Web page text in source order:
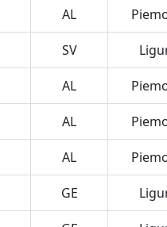
AL
SV
AL
AL
AL
GE